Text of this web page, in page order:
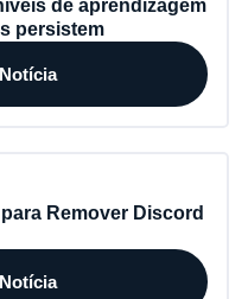
de aprendizagem
persistem
Remover Discord